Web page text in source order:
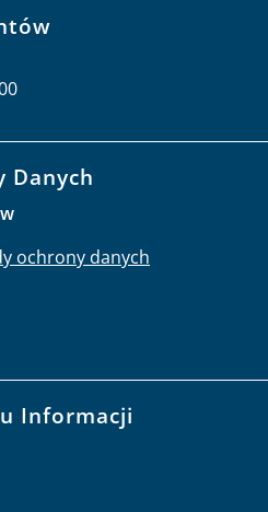
Danych
ochrony danych
Informacji